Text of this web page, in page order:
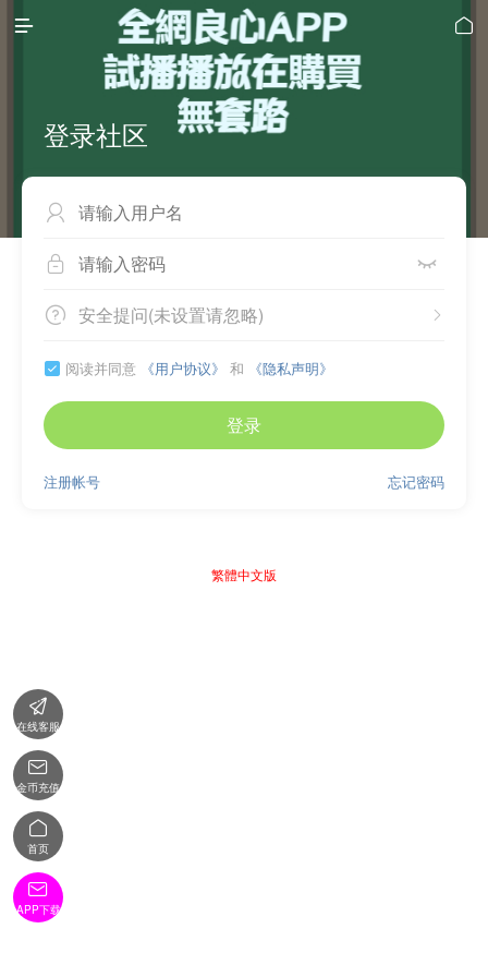
 
登录社区

 
 
安全提问(未设置请忽略)
 阅读并同意 《用户协议》 和 《隐私声明》
登录
忘记密码
注册帐号
繁體中文版

在线客服

金币充值

首页

APP下载